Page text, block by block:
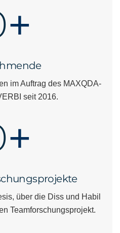
+
im Auftrag des MAXQDA-
seit 2016.
+
über die Diss und Habil
Teamforschungsprojekt.